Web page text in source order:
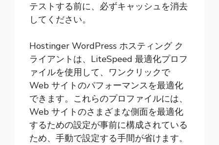
テストする前に、必ずキャッシュを消去
してください。
Hostinger WordPress ホスティング ク
ライアントは、LiteSpeed 最適化プロフ
ァイルを使用して、ワンクリックで
Web サイトのパフォーマンスを最適化
できます。これらのプロファイルには、
Web サイトのさまざまな側面を最適化
するための設定が事前に構成されている
ため、手動で設定する手間が省けます。